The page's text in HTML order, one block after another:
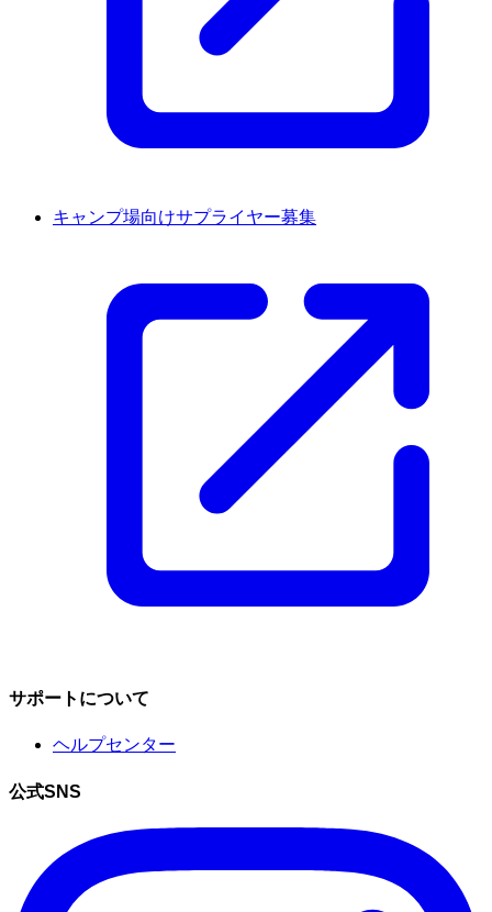
キャンプ場向けサプライヤー募集
サポートについて
ヘルプセンター
公式SNS